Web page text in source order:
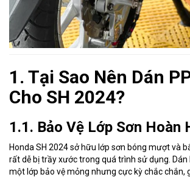
1. Tại Sao Nên Dán
Cho SH 2024?
1.1. Bảo Vệ Lớp Sơn Hoàn
Honda SH 2024 sở hữu lớp sơn bóng mượt và
rất dễ bị trầy xước trong quá trình sử dụng. Dán
một lớp bảo vệ mỏng nhưng cực kỳ chắc chắn,